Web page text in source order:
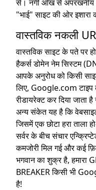
से। नंगी आँख से अपरखनीय।
"भाई" साइट की ओर इशारा
वास्तविक नकली
वास्तविक साइट के पते पर
हैकर्स डोमेन नेम सिस्टम
आपके अनुरोध को किसी
लिए, Google.com
रीडायरेक्ट कर दिया जाता
अन्य संकेत यह है कि
जिसमें एक छोटा हरा ताला
सर्वर के बीच संचार
कमजोरी मिल गई और कई
भगवान का शुक्र है, हमारा
BREAKER किसी भी
है!